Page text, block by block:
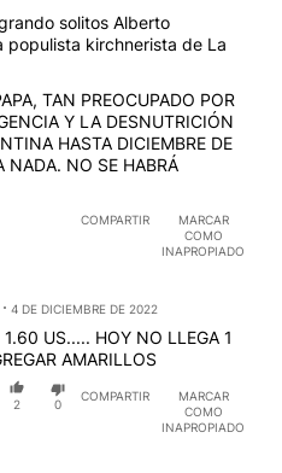
solitos Alberto
populista kirchnerista de La
TAN PREOCUPADO POR
Y LA DESNUTRICIÓN
HASTA DICIEMBRE DE
NADA. NO SE HABRÁ
COMPARTIR
MARCAR
COMO
INAPROPIADO
4 DE DICIEMBRE DE 2022
US..... HOY NO LLEGA 1
AMARILLOS
2 0
COMPARTIR
MARCAR
COMO
INAPROPIADO